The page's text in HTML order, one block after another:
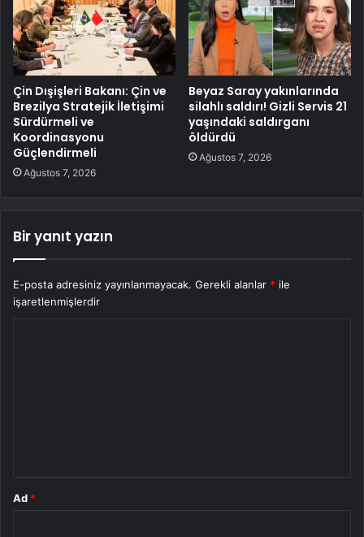
Çin Dışişleri Bakanı: Çin ve
Brezilya Stratejik İletişimi
Sürdürmeli ve
Koordinasyonu
Güçlendirmeli
Ağustos 7, 2026
Beyaz Saray yakınlarında
silahlı saldırı! Gizli Servis 21
yaşındaki saldırganı
öldürdü
Ağustos 7, 2026
Bir yanıt yazın
E-posta adresiniz yayınlanmayacak. Gerekli alanlar * ile
işaretlenmişlerdir
Ad *